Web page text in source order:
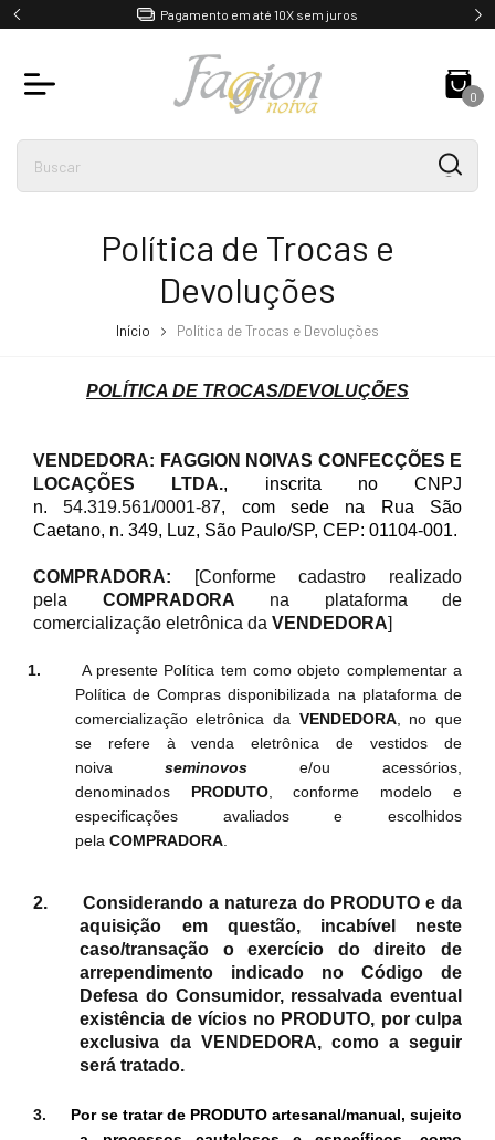
Pagamento em até 10X sem juros
0
Política de Trocas e
Devoluções
Início Política de Trocas e Devoluções
POLÍTICA DE TROCAS/DEVOLUÇÕES
VENDEDORA: FAGGION NOIVAS CONFECÇÕES E
LOCAÇÕES LTDA., inscrita no CNPJ
n.54.319.561/0001-87, com sede na Rua São
Caetano, n. 349, Luz, São Paulo/SP, CEP: 01104-001.
COMPRADORA:
[Conforme cadastro realizado
pela COMPRADORA na plataforma de
comercialização eletrônica da VENDEDORA]
1.
A presente Política tem como objeto complementar a
Política de Compras disponibilizada na plataforma de
comercialização eletrônica da VENDEDORA, no que
se refere à venda eletrônica de vestidos de
noiva seminovose/ou acessórios,
denominados PRODUTO, conforme modelo e
especificações avaliados e escolhidos
pela COMPRADORA.
2.
Considerando a natureza do PRODUTO e da
aquisição em questão, incabível neste
caso/transação o exercício do direito de
arrependimento indicado no Código de
Defesa do Consumidor, ressalvada eventual
existência de vícios no PRODUTO, por culpa
exclusiva da VENDEDORA, como a seguir
será tratado.
3.
Por se tratar de PRODUTO artesanal/manual, sujeito